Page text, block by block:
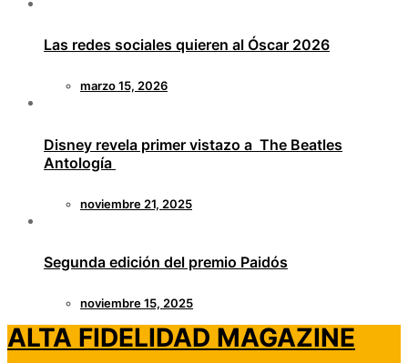
Las redes sociales quieren al Óscar 2026
marzo 15, 2026
Disney revela primer vistazo a The Beatles
Antología
noviembre 21, 2025
Segunda edición del premio Paidós
noviembre 15, 2025
ALTA FIDELIDAD MAGAZINE